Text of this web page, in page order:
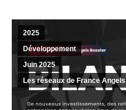
2025
Développement
Juin 2025
Les réseaux de France Angels